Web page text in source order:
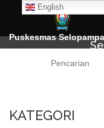
English
Puskesmas
KATEGORI